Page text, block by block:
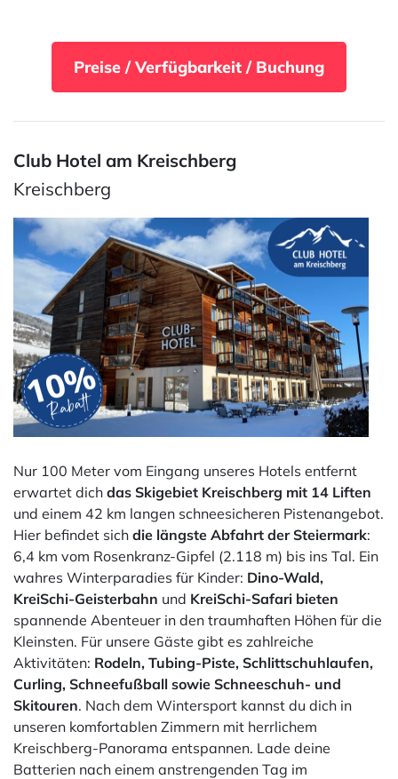
Preise / Verfügbarkeit / Buchung
Club Hotel am Kreischberg
Kreischberg
Nur 100 Meter vom Eingang unseres Hotels entfernt
erwartet dich das Skigebiet Kreischberg mit 14 Liften
und einem 42 km langen schneesicheren Pistenangebot.
Hier befindet sich die längste Abfahrt der Steiermark:
6,4 km vom Rosenkranz-Gipfel (2.118 m) bis ins Tal. Ein
wahres Winterparadies für Kinder: Dino-Wald,
KreiSchi-Geisterbahn und KreiSchi-Safari bieten
spannende Abenteuer in den traumhaften Höhen für die
Kleinsten. Für unsere Gäste gibt es zahlreiche
Aktivitäten: Rodeln, Tubing-Piste, Schlittschuhlaufen,
Curling, Schneefußball sowie Schneeschuh- und
Skitouren. Nach dem Wintersport kannst du dich in
unseren komfortablen Zimmern mit herrlichem
Kreischberg-Panorama entspannen. Lade deine
Batterien nach einem anstrengenden Tag im